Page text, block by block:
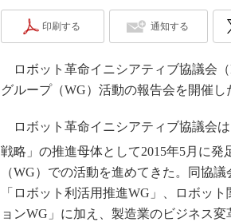
印刷する 通知する
ロボット革命イニシアティブ協議会
グループ（WG）活動の報告会を開催し
ロボット革命イニシアティブ協議会
戦略」の推進母体として2015年5月に発
（WG）での活動を進めてきた。同協
「ロボット利活用推進WG」、ロボッ
ョンWG」に加え、製造業のビジネス